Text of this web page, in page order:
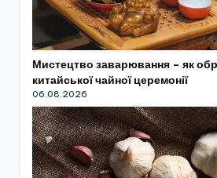
Мистецтво заварювання – як
китайської чайної церемонії
06.08.2026